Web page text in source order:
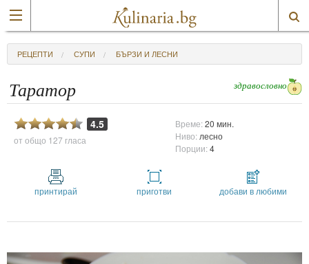
РЕЦЕПТИ СУПИ БЪРЗИ И ЛЕСНИ
Таратор здравословно
4.5
от общо 127 гласа
Време:20 мин.
Ниво: лесно
Порции:4
принтирай приготви добави в любими